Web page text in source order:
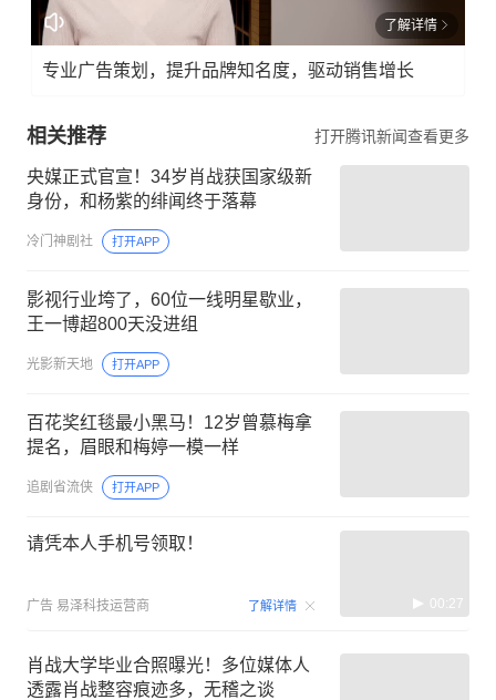
了解详情
专业广告策划，提升品牌知名度，驱动销售增长
相关推荐 打开腾讯新闻查看更多
央媒正式官宣！34岁肖战获国家级新
身份，和杨紫的绯闻终于落幕
冷门神剧社 打开APP
影视行业垮了，60位一线明星歇业，
王一博超800天没进组
光影新天地 打开APP
百花奖红毯最小黑马！12岁曾慕梅拿
提名，眉眼和梅婷一模一样
追剧省流侠 打开APP
请凭本人手机号领取！
广告 易泽科技运营商 了解详情 00:27
肖战大学毕业合照曝光！多位媒体人
透露肖战整容痕迹多，无稽之谈